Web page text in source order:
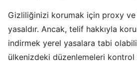
Gizliliğinizi korumak için proxy ve
yasaldır. Ancak, telif hakkıyla
indirmek yerel yasalara tabi
ülkenizdeki düzenlemeleri kontrol